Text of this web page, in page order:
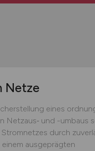
Netze
eines
Netzaus‑ und -umbaus
durch
ausgeprägten